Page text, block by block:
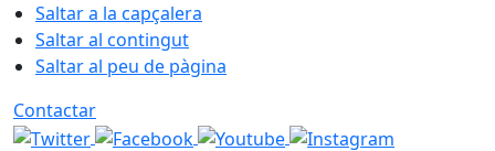
Saltar a la capçalera
Saltar al contingut
Saltar al peu de pàgina
Contactar